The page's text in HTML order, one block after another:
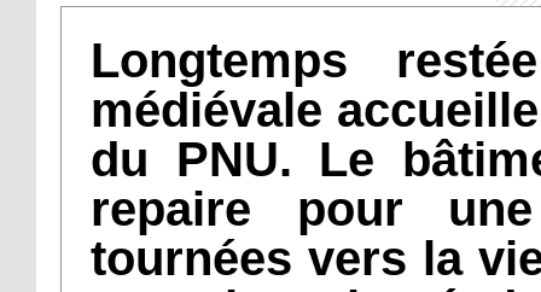
Longtemps
médiévale
du PNU. Le
repaire pour
tournées vers la